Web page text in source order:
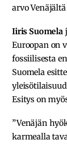
arvo
Iiris Suomela
Euroopan on
fossiilisesta
Suomela
Esitys on
”Venäjän
karmealla